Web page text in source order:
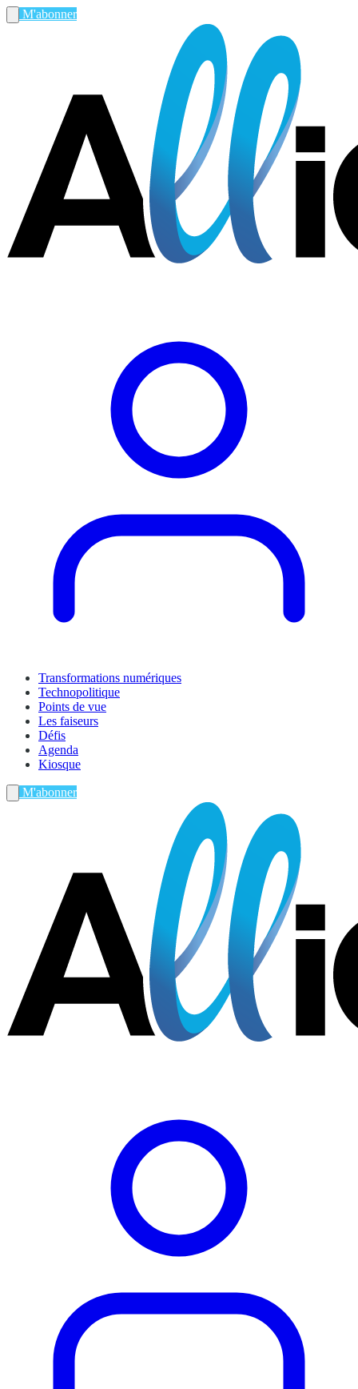
M'abonner
Transformations numériques
Technopolitique
Points de vue
Les faiseurs
Défis
Agenda
Kiosque
M'abonner